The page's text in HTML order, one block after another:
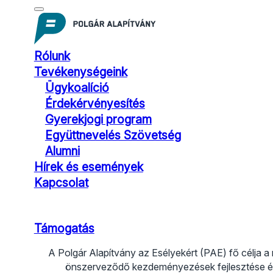
Rólunk
Tevékenységeink
Ügykoalíció
Érdekérvényesítés
Gyerekjogi program
Együttnevelés Szövetség
Alumni
Hírek és események
Kapcsolat
Támogatás
A Polgár Alapítvány az Esélyekért (PAE) fő célja a
önszerveződő kezdeményezések fejlesztése